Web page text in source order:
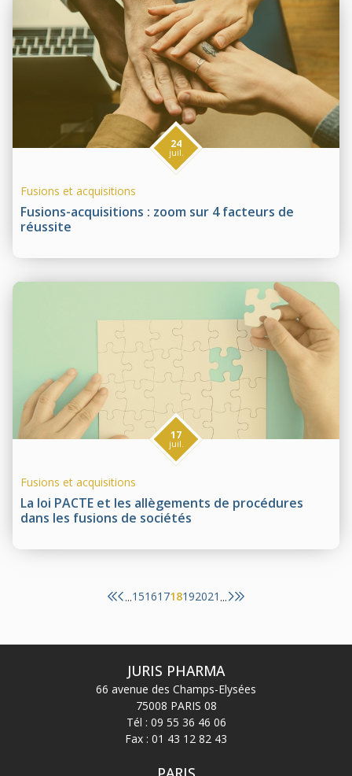
Fusions-acquisitions : zoom sur 4 facteurs de
réussite
24
juil.
Fusions et acquisitions
La loi PACTE et les allègements de procédures
dans les fusions de sociétés
17
juil.
Fusions et acquisitions
...15161718192021 ...
JURIS PHARMA
66 avenue des Champs-Elysées
75008 PARIS 08
Tél : 09 55 36 46 06
Fax : 01 43 12 82 43